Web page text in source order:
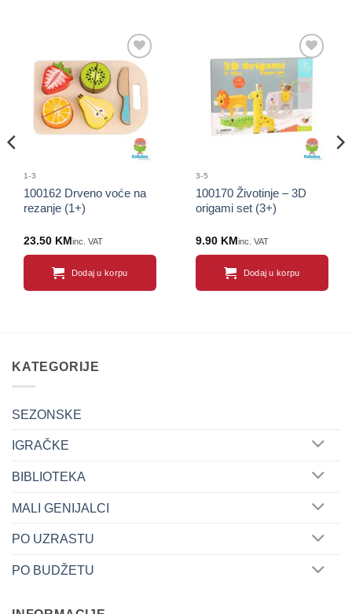
Sačuvaj
proizvod
1-3
100162 Drveno voće na
rezanje (1+)
23.50 KM inc. VAT
Dodaj u korpu
Sačuvaj
proizvod
3-5
100170 Životinje – 3D
origami set (3+)
9.90 KM inc. VAT
Dodaj u korpu
KATEGORIJE
SEZONSKE
IGRAČKE
BIBLIOTEKA
MALI GENIJALCI
PO UZRASTU
PO BUDŽETU